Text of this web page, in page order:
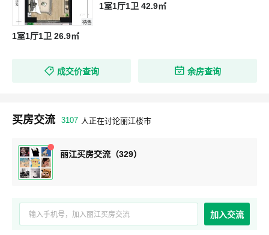
待售
1室1厅1卫 26.9㎡
1室1厅1卫 42.9㎡
成交价查询 余房查询
买房交流 3107 人正在讨论丽江楼市
丽江买房交流（329）
加入交流